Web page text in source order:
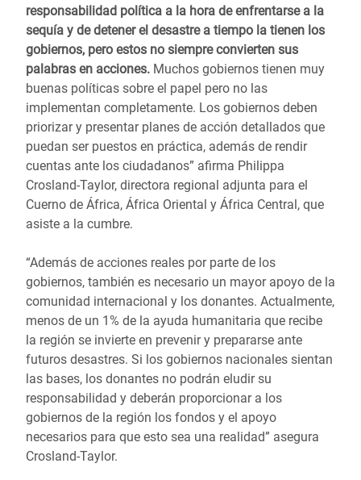
responsabilidad política a la hora de enfrentarse a la
sequía y de detener el desastre a tiempo la tienen los
gobiernos, pero estos no siempre convierten sus
palabras en acciones. Muchos gobiernos tienen muy
buenas políticas sobre el papel pero no las
implementan completamente. Los gobiernos deben
priorizar y presentar planes de acción detallados que
puedan ser puestos en práctica, además de rendir
cuentas ante los ciudadanos” afirma Philippa
Crosland-Taylor, directora regional adjunta para el
Cuerno de África, África Oriental y África Central, que
asiste a la cumbre.
“Además de acciones reales por parte de los
gobiernos, también es necesario un mayor apoyo de la
comunidad internacional y los donantes. Actualmente,
menos de un 1% de la ayuda humanitaria que recibe
la región se invierte en prevenir y prepararse ante
futuros desastres. Si los gobiernos nacionales sientan
las bases, los donantes no podrán eludir su
responsabilidad y deberán proporcionar a los
gobiernos de la región los fondos y el apoyo
necesarios para que esto sea una realidad” asegura
Crosland-Taylor.